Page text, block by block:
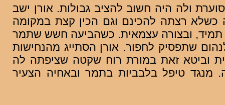
ולה היה חשוב להציב גבולות. אורן ישב
כשלא רצתה להכינם וגם הכין קצת במקומה
תמיד, ובצורה עצמאית. כשהביעה חשש שתמר
שתפסיק לחפור. אורן הסתייג מהנחישות
וביטא זאת במורת רוח שקטה שציפתה לה
מנגד טיפל בלבביות בתמר ובאחיה הצעיר